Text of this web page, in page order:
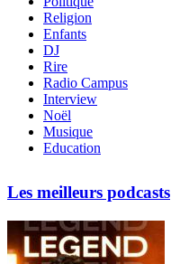
Religion
Enfants
DJ
Rire
Radio Campus
Interview
Noël
Musique
Education
Les meilleurs podcasts